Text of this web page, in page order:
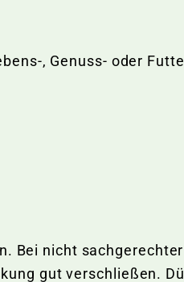
, Genuss- oder
Bei nicht
gut verschließen.